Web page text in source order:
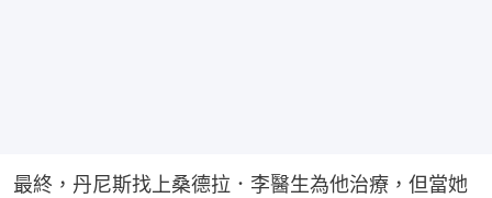
最終，丹尼斯找上桑德拉．李醫生為他治療，但當她